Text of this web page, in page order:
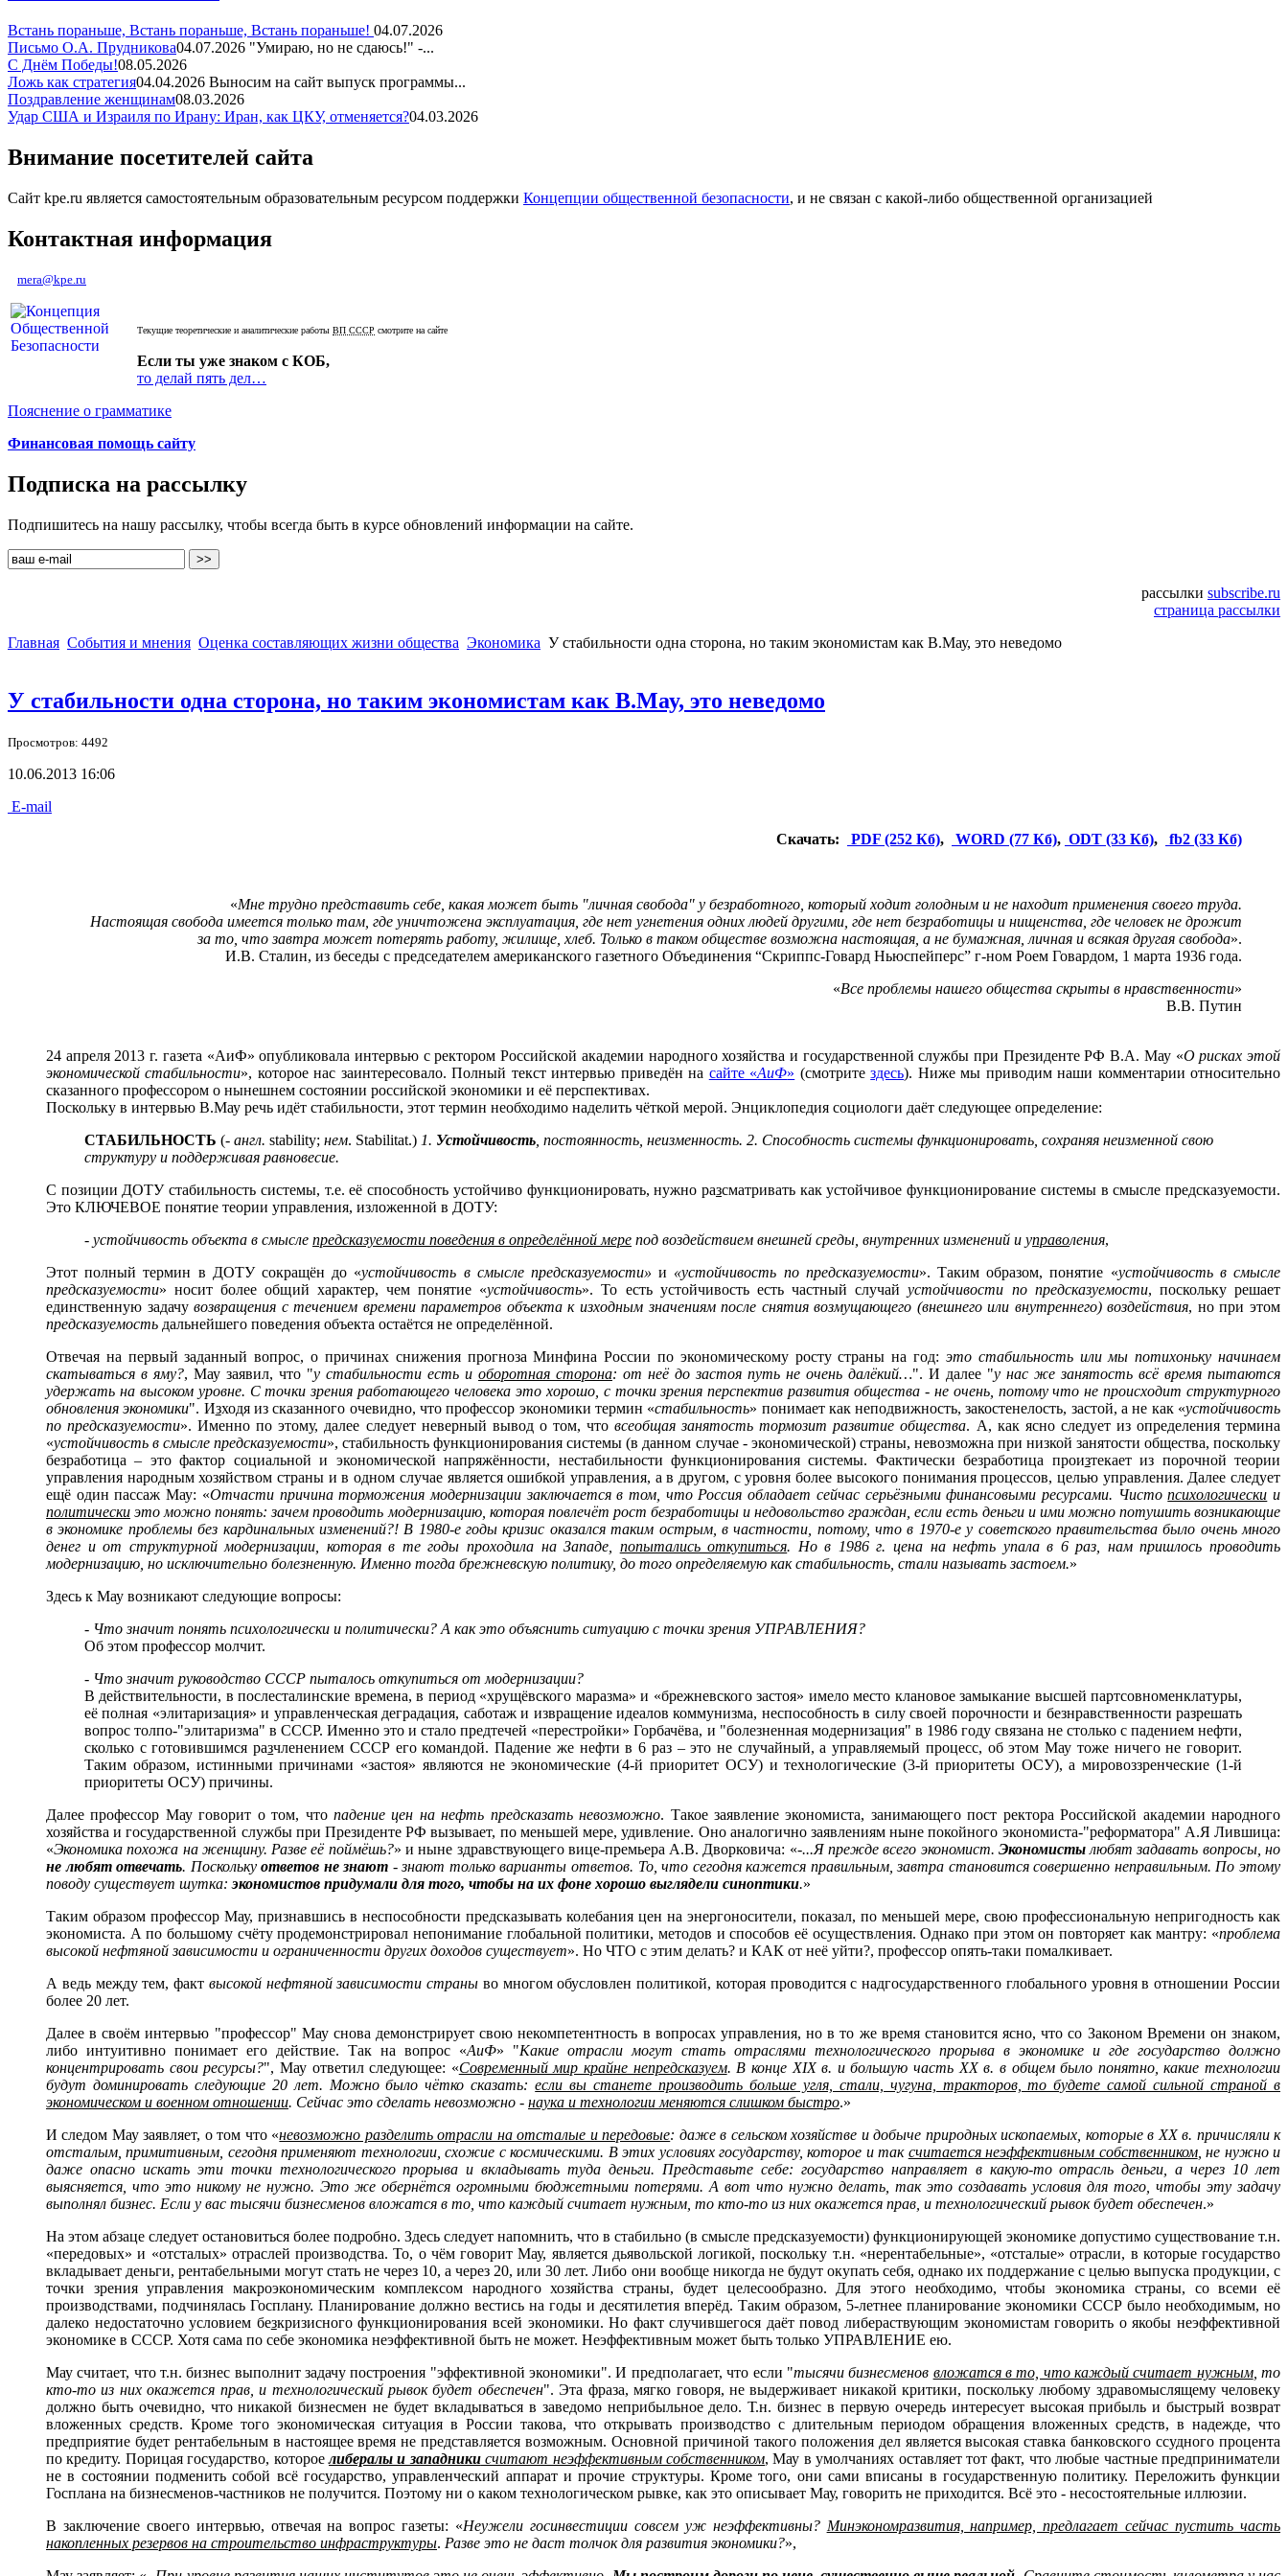
Встань пораньше, Встань пораньше, Встань пораньше! 04.07.2026
Письмо О.А. Прудникова04.07.2026 "Умираю, но не сдаюсь!" -...
С Днём Победы!08.05.2026
Ложь как стратегия04.04.2026 Выносим на сайт выпуск программы...
Поздравление женщинам08.03.2026
Удар США и Израиля по Ирану: Иран, как ЦКУ, отменяется?04.03.2026
Внимание посетителей сайта
Сайт kpe.ru является самостоятельным образовательным ресурсом поддержки Концепции общественной безопасности, и не связан с какой-либо общественной организацией
Контактная информация
mera@kpe.ru
Текущие теоретические и аналитические работы ВП СССР смотрите на сайте
Если ты уже знаком с КОБ,
то делай пять дел…
Пояснение о грамматике
Финансовая помощь сайту
Подписка на рассылку
Подпишитесь на нашу рассылку, чтобы всегда быть в курсе обновлений информации на сайте.
рассылки subscribe.ru
страница рассылки
Главная События и мнения Оценка составляющих жизни общества Экономика У стабильности одна сторона, но таким экономистам как В.Мау, это неведомо
У стабильности одна сторона, но таким экономистам как В.Мау, это неведомо
Просмотров: 4492
10.06.2013 16:06
E-mail
Скачать:
PDF (252 Кб), WORD (77 Кб), ODT (33 Кб), fb2 (33 Кб)
«Мне трудно представить себе, какая может быть "личная свобода" у безработного, который ходит голодным и не находит применения своего труда.
Настоящая свобода имеется только там, где уничтожена эксплуатация, где нет угнетения одних людей другими, где нет безработицы и нищенства, где человек не дрожит
за то, что завтра может потерять работу, жилище, хлеб. Только в таком обществе возможна настоящая, а не бумажная, личная и всякая другая свобода».
И.В. Сталин, из беседы с председателем американского газетного Объединения “Скриппс-Говард Ньюспейперс” г-ном Роем Говардом, 1 марта 1936 года.
«Все проблемы нашего общества скрыты в нравственности»
В.В. Путин
24 апреля 2013 г. газета «АиФ» опубликовала интервью с ректором Российской академии народного хозяйства и государственной службы при Президенте РФ В.А. Мау «О рисках этой
экономической стабильности», которое нас заинтересовало. Полный текст интервью приведён на сайте «АиФ» (смотритездесь). Ниже мы приводим наши комментарии относительно
сказанного профессором о нынешнем состоянии российской экономики и её перспективах.
Поскольку в интервью В.Мау речь идёт стабильности, этот термин необходимо наделить чёткой мерой. Энциклопедия социологи даёт следующее определение:
СТАБИЛЬНОСТЬ (- англ. stability; нем. Stabilitat.) 1. Устойчивость , постоянность, неизменность. 2. Способность системы функционировать, сохраняя неизменной свою
структуру и поддерживая равновесие.
С позиции ДОТУ стабильность системы, т.е. её способность устойчиво функционировать, нужно разсматривать как устойчивое функционирование системы в смысле предсказуемости.
Это КЛЮЧЕВОЕ понятие теории управления, изложенной в ДОТУ:
- устойчивость объекта в смысле предсказуемости поведения в определённой мере под воздействием внешней среды, внутренних изменений и управоления,
Этот полный термин в ДОТУ сокращён до «устойчивость в смысле предсказуемости»и «устойчивость по предсказуемости». Таким образом, понятие «устойчивость в смысле
предсказуемости» носит более общий характер, чем понятие «устойчивость». То есть устойчивость есть частный случайустойчивости по предсказуемости, поскольку решает
единственную задачувозвращения с течением времени параметров объекта к изходным значениям после снятия возмущающего (внешнего или внутреннего) воздействия, но при этом
предсказуемость дальнейшего поведения объекта остаётся не определённой.
Отвечая на первый заданный вопрос, о причинах снижения прогноза Минфина России по экономическому росту страны на год: это стабильность или мы потихоньку начинаем
скатываться в яму?, Мау заявил, что "у стабильности есть и оборотная сторона: от неё до застоя путь не очень далёкий…". И далее "у нас же занятость всё время пытаются
удержать на высоком уровне. С точки зрения работающего человека это хорошо, с точки зрения перспектив развития общества - не очень, потому что не происходит структурного
обновления экономики". Изходя из сказанного очевидно, что профессор экономики термин «стабильность» понимает как неподвижность, закостенелость, застой, а не как «устойчивость
по предсказуемости». Именно по этому, далее следует неверный вывод о том, чтовсеобщая занятость тормозит развитие общества. А, как ясно следует из определения термина
«устойчивость в смысле предсказуемости», стабильность функционирования системы (в данном случае - экономической) страны, невозможна при низкой занятости общества, поскольку
безработица – это фактор социальной и экономической напряжённости, нестабильности функционирования системы. Фактически безработица произтекает из порочной теории
управления народным хозяйством страны и в одном случае является ошибкой управления, а в другом, с уровня более высокого понимания процессов, целью управления. Далее следует
ещё один пассаж Мау: «Отчасти причина торможения модернизации заключается в том, что Россия обладает сейчас серьёзными финансовыми ресурсами. Чистопсихологически и
политически это можно понять: зачем проводить модернизацию, которая повлечёт рост безработицы и недовольство граждан, если есть деньги и ими можно потушить возникающие
в экономике проблемы без кардинальных изменений?! В 1980-е годы кризис оказался таким острым, в частности, потому, что в 1970-е у советского правительства было очень много
денег и от структурной модернизации, которая в те годы проходила на Западе, попытались откупиться. Но в 1986 г. цена на нефть упала в 6 раз, нам пришлось проводить
модернизацию, но исключительно болезненную. Именно тогда брежневскую политику, до того определяемую как стабильность, стали называть застоем.»
Здесь к Мау возникают следующие вопросы:
- Что значит понять психологически и политически? А как это объяснить ситуацию с точки зрения УПРАВЛЕНИЯ?
Об этом профессор молчит.
- Что значит руководство СССР пыталось откупиться от модернизации?
В действительности, в послесталинские времена, в период «хрущёвского маразма» и «брежневского застоя» имело место клановое замыкание высшей партсовноменклатуры,
её полная «элитаризация» и управленческая деградация, саботаж и извращение идеалов коммунизма, неспособность в силу своей порочности и безнравственности разрешать
вопрос толпо-"элитаризма" в СССР. Именно это и стало предтечей «перестройки» Горбачёва, и "болезненная модернизация" в 1986 году связана не столько с падением нефти,
сколько с готовившимся разчленением СССР его командой. Падение же нефти в 6 раз – это не случайный, а управляемый процесс, об этом Мау тоже ничего не говорит.
Таким образом, истинными причинами «застоя» являются не экономические (4-й приоритет ОСУ) и технологические (3-й приоритеты ОСУ), а мировоззренческие (1-й
приоритеты ОСУ) причины.
Далее профессор Мау говорит о том, что падение цен на нефть предсказать невозможно. Такое заявление экономиста, занимающего пост ректора Российской академии народного
хозяйства и государственной службы при Президенте РФ вызывает, по меньшей мере, удивление. Оно аналогично заявлениям ныне покойного экономиста-"реформатора" А.Я Лившица:
«Экономика похожа на женщину. Разве её поймёшь?» и ныне здравствующего вице-премьера А.В. Дворковича: «-...Я прежде всего экономист. Экономистылюбят задавать вопросы, но
не любят отвечать. Посколькуответов не знают - знают только варианты ответов. То, что сегодня кажется правильным, завтра становится совершенно неправильным. По этому
поводу существует шутка:экономистов придумали для того, чтобы на их фоне хорошо выглядели синоптики.»
Таким образом профессор Мау, признавшись в неспособности предсказывать колебания цен на энергоносители, показал, по меньшей мере, свою профессиональную непригодность как
экономиста. А по большому счёту продемонстрировал непонимание глобальной политики, методов и способов её осуществления. Однако при этом он повторяет как мантру: «проблема
высокой нефтяной зависимости и ограниченности других доходов существует». Но ЧТО с этим делать? и КАК от неё уйти?, профессор опять-таки помалкивает.
А ведь между тем, факт высокой нефтяной зависимости страны во многом обусловлен политикой, которая проводится с надгосударственного глобального уровня в отношении России
более 20 лет.
Далее в своём интервью "профессор" Мау снова демонстрирует свою некомпетентность в вопросах управления, но в то же время становится ясно, что со Законом Времени он знаком,
либо интуитивно понимает его действие. Так на вопрос «АиФ» "Какие отрасли могут стать отраслями технологического прорыва в экономике и где государство должно
концентрировать свои ресурсы?", Мау ответил следующее: «Современный мир крайне непредсказуем. В конце XIX в. и большую часть ХХ в. в общем было понятно, какие технологии
будут доминировать следующие 20 лет. Можно было чётко сказать:если вы станете производить больше угля, стали, чугуна, тракторов, то будете самой сильной страной в
экономическом и военном отношении. Сейчас это сделать невозможно - наука и технологии меняются слишком быстро.»
И следом Мау заявляет, о том что «невозможно разделить отрасли на отсталые и передовые: даже в сельском хозяйстве и добыче природных ископаемых, которые в ХХ в. причисляли к
отсталым, примитивным, сегодня применяют технологии, схожие с космическими. В этих условиях государству, которое и так считается неэффективным собственником, не нужно и
даже опасно искать эти точки технологического прорыва и вкладывать туда деньги. Представьте себе: государство направляет в какую-то отрасль деньги, а через 10 лет
выясняется, что это никому не нужно. Это же обернётся огромными бюджетными потерями. А вот что нужно делать, так это создавать условия для того, чтобы эту задачу
выполнял бизнес. Если у вас тысячи бизнесменов вложатся в то, что каждый считает нужным, то кто-то из них окажется прав, и технологический рывок будет обеспечен.»
На этом абзаце следует остановиться более подробно. Здесь следует напомнить, что в стабильно (в смысле предсказуемости) функционирующей экономике допустимо существование т.н.
«передовых» и «отсталых» отраслей производства. То, о чём говорит Мау, является дьявольской логикой, поскольку т.н. «нерентабельные», «отсталые» отрасли, в которые государство
вкладывает деньги, рентабельными могут стать не через 10, а через 20, или 30 лет. Либо они вообще никогда не будут окупать себя, однако их поддержание с целью выпуска продукции, с
точки зрения управления макроэкономическим комплексом народного хозяйства страны, будет целесообразно. Для этого необходимо, чтобы экономика страны, со всеми её
производствами, подчинялась Госплану. Планирование должно вестись на годы и десятилетия вперёд. Таким образом, 5-летнее планирование экономики СССР было необходимым, но
далеко недостаточно условием безкризисного функционирования всей экономики. Но факт случившегося даёт повод либераствующим экономистам говорить о якобы неэффективной
экономике в СССР. Хотя сама по себе экономика неэффективной быть не может. Неэффективным может быть только УПРАВЛЕНИЕ ею.
Мау считает, что т.н. бизнес выполнит задачу построения "эффективной экономики". И предполагает, что если "тысячи бизнесменов вложатся в то, что каждый считает нужным, то
кто-то из них окажется прав, и технологический рывок будет обеспечен". Эта фраза, мягко говоря, не выдерживает никакой критики, поскольку любому здравомыслящему человеку
должно быть очевидно, что никакой бизнесмен не будет вкладываться в заведомо неприбыльное дело. Т.н. бизнес в первую очередь интересует высокая прибыль и быстрый возврат
вложенных средств. Кроме того экономическая ситуация в России такова, что открывать производство с длительным периодом обращения вложенных средств, в надежде, что
предприятие будет рентабельным в настоящее время не представляется возможным. Основной причиной такого положения дел является высокая ставка банковского ссудного процента
по кредиту. Порицая государство, котороелибералы и западникисчитают неэффективным собственником, Мау в умолчаниях оставляет тот факт, что любые частные предприниматели
не в состоянии подменить собой всё государство, управленческий аппарат и прочие структуры. Кроме того, они сами вписаны в государственную политику. Переложить функции
Госплана на бизнесменов-частников не получится. Поэтому ни о каком технологическом рывке, как это описывает Мау, говорить не приходится. Всё это - несостоятельные иллюзии.
В заключение своего интервью, отвечая на вопрос газеты: «Неужели госинвестиции совсем уж неэффективны? Минэкономразвития, например, предлагает сейчас пустить часть
накопленных резервов на строительство инфраструктуры. Разве это не даст толчок для развития экономики?»,